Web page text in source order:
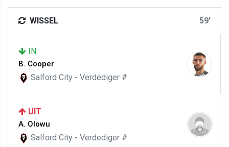
WISSEL 59'
IN
B. Cooper
Salford City - Verdediger #
UIT
A. Olowu
Salford City - Verdediger #